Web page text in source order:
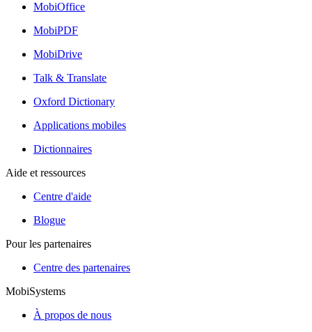
MobiOffice
MobiPDF
MobiDrive
Talk & Translate
Oxford Dictionary
Applications mobiles
Dictionnaires
Aide et ressources
Centre d'aide
Blogue
Pour les partenaires
Centre des partenaires
MobiSystems
À propos de nous